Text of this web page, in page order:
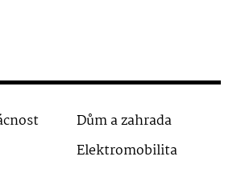
Dům a zahrada
Elektromobilita